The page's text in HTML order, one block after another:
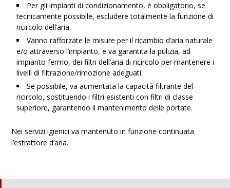
Per gli impianti di condizionamento, è obbligatorio, se
tecnicamente possibile, escludere totalmente la funzione di
ricircolo dell’aria.
Vanno rafforzate le misure per il ricambio d’aria naturale
e/o attraverso l’impianto, e va garantita la pulizia, ad
impianto fermo, dei filtri dell’aria di ricircolo per mantenere i
livelli di filtrazione/rimozione adeguati.
Se possibile, va aumentata la capacità filtrante del
ricircolo, sostituendo i filtri esistenti con filtri di classe
superiore, garantendo il mantenimento delle portate.
Nei servizi igienici va mantenuto in funzione continuata
l’estrattore d’aria.